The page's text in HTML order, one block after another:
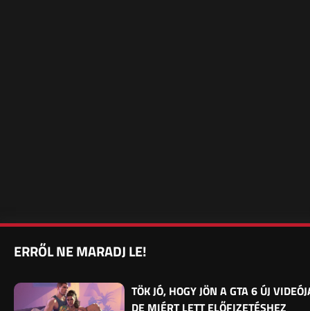
ERRŐL NE MARADJ LE!
TÖK JÓ, HOGY JÖN A GTA 6 ÚJ
DE MIÉRT LETT ELŐFIZETÉSHEZ